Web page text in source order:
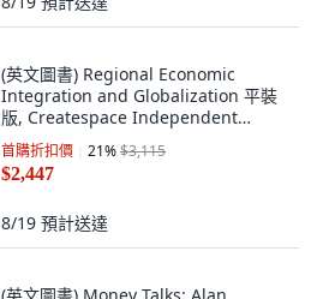
(英文圖書) Regional Economic
Integration and Globalization 平裝
版, Createspace Independent
Pub..., 英文
首購折扣價 21%$3,115
$2,447
8/19 預計送達